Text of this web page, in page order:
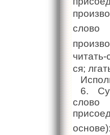
слово
читать-
ся;
6.